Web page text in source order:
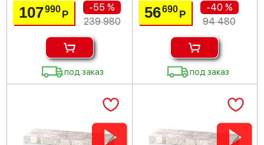
107990Р
-55 %
239 980
под заказ
56690 Р
-40 %
94 480
под заказ